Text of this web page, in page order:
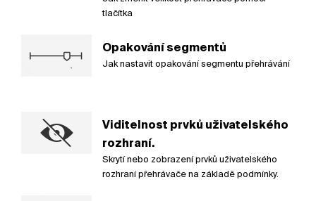
tlačítka
Opakování segmentů
Jak nastavit opakování segmentu přehrávání
Viditelnost prvků uživatelského
rozhraní.
Skrytí nebo zobrazení prvků uživatelského
rozhraní přehrávače na základě podmínky.